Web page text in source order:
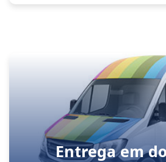
Entrega em